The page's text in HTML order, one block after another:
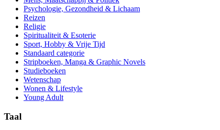
Psychologie, Gezondheid & Lichaam
Reizen
Religie
Spiritualiteit & Esoterie
Sport, Hobby & Vrije Tijd
Standaard categorie
Stripboeken, Manga & Graphic Novels
Studieboeken
Wetenschap
Wonen & Lifestyle
Young Adult
Taal